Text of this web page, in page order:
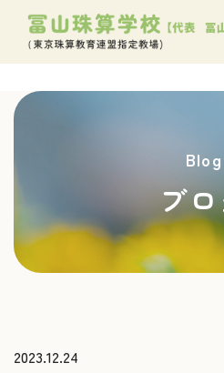
Blog
ブ
2023.12.24